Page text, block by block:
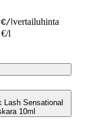
l vertailuhinta
l
Lash Sensational
10ml